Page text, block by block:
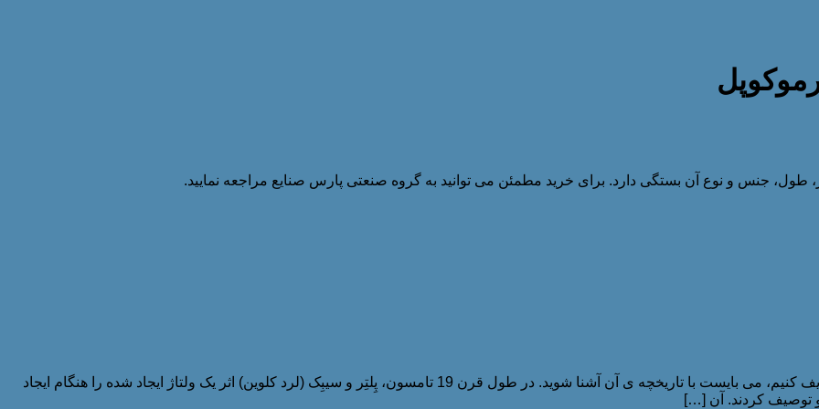
جنس و نوع آن بستگی دارد. برای خرید مطمئن می توانید به گروه صنعتی پارس صنایع مراجعه نمایید.
ترموکوپل سیمی اگر بخواهیم به صورت دقیق ترموکوپل سیمی را تعریف کنیم، می بایست با تاریخچه ی آن آشنا شوید. در طول قرن 19 تامسون، پِلتِر و سیبِک (لرد کلوین) اثر یک ولتاژ ایجاد شده را هنگام ایجاد
توصیف کردند. آن […]